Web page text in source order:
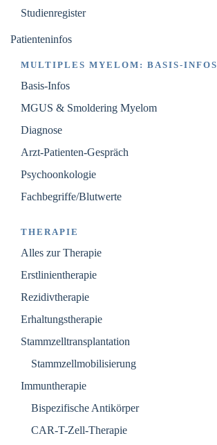
Studienregister
Patienteninfos
MULTIPLES MYELOM: BASIS-INFOS
Basis-Infos
MGUS & Smoldering Myelom
Diagnose
Arzt-Patienten-Gespräch
Psychoonkologie
Fachbegriffe/Blutwerte
THERAPIE
Alles zur Therapie
Erstlinientherapie
Rezidivtherapie
Erhaltungstherapie
Stammzelltransplantation
Stammzellmobilisierung
Immuntherapie
Bispezifische Antikörper
CAR-T-Zell-Therapie